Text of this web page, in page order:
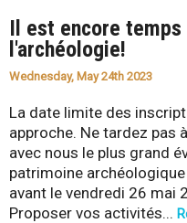
e
c
Il est encore
l'archéologie!
Wednesday, May 24th 2023
La date limite des
approche. Ne tardez pas
avec nous le plus grand
patrimoine
avant le vendredi 26
Proposer vos activités...